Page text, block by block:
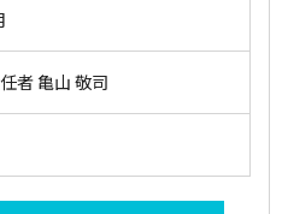
者 亀山 敬司